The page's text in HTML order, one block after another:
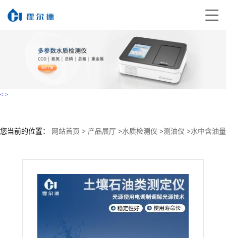
< >
您当前的位置： 网站首页 > 产品展厅 >水质检测仪 >测油仪 >水中含油量